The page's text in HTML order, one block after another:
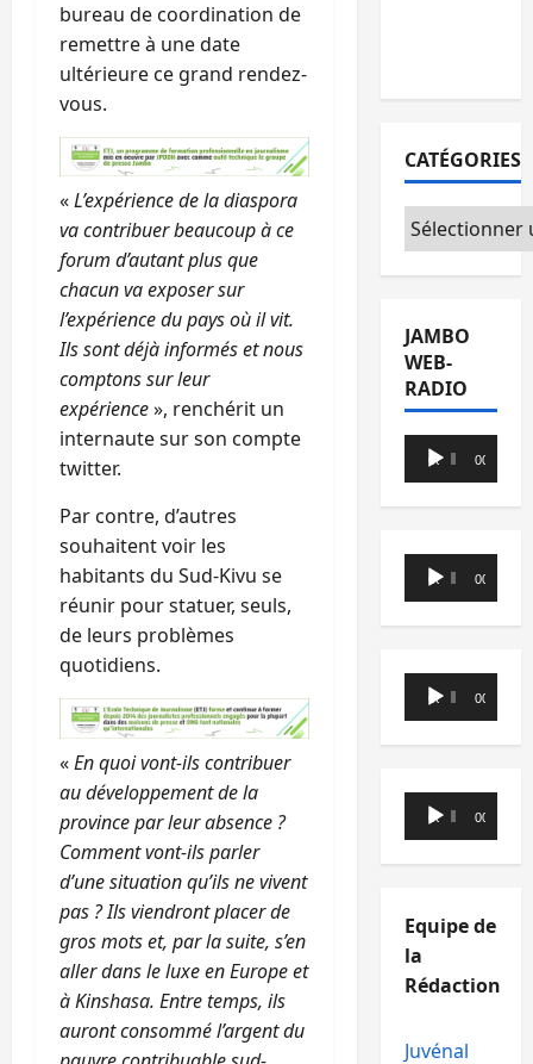
bureau de coordination de
remettre à une date
ultérieure ce grand rendez-
vous.
«L’expérience de la diaspora
va contribuer beaucoup à ce
forum d’autant plus que
chacun va exposer sur
l’expérience du pays où il vit.
Ils sont déjà informés et nous
comptons sur leur
expérience», renchérit un
internaute sur son compte
twitter.
Par contre, d’autres
souhaitent voir les
habitants du Sud-Kivu se
réunir pour statuer, seuls,
de leurs problèmes
quotidiens.
«En quoi vont-ils contribuer
au développement de la
province par leur absence ?
Comment vont-ils parler
d’une situation qu’ils ne vivent
pas ? Ils viendront placer de
gros mots et, par la suite, s’en
aller dans le luxe en Europe et
à Kinshasa. Entre temps, ils
auront consommé l’argent du
CATÉGORIES
Catégories
JAMBO
WEB-
RADIO
Lecteur
audio
00:00 00:00
Lecteur
audio
00:00 00:00
Lecteur
audio
00:00 00:00
Lecteur
audio
00:00 00:00
Equipe de
la
Rédaction
Juvénal